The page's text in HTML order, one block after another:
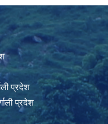
प्रदेश
प्रदेश